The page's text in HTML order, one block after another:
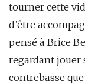
tourner cette
d’être
pensé à Brice
regardant jouer
contrebasse que